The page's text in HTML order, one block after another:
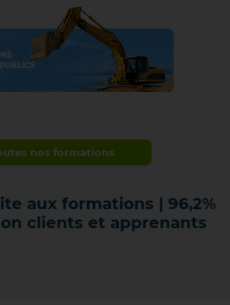
nos formations
aux formations | 96,2%
clients et apprenants